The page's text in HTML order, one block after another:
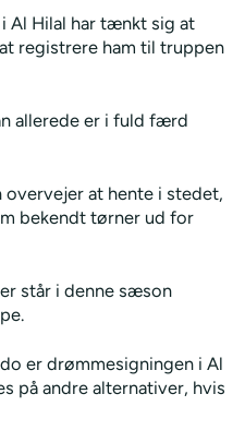
Al Hilal har tænkt sig at
registrere ham til truppen
allerede er i fuld færd
overvejer at hente i stedet,
bekendt tørner ud for
står i denne sæson
er drømmesigningen i Al
på andre alternativer, hvis